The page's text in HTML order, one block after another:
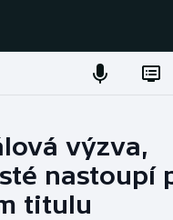
výzva,
nastoupí
titulu